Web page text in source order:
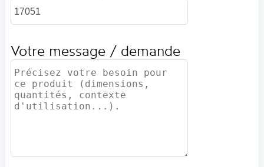
Votre message / demande